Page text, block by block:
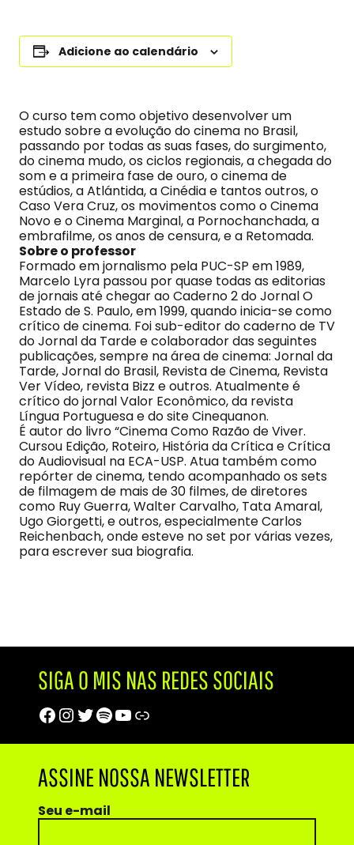
Adicione ao calendário
O curso tem como objetivo desenvolver um
estudo sobre a evolução do cinema no Brasil,
passando por todas as suas fases, do surgimento,
do cinema mudo, os ciclos regionais, a chegada do
som e a primeira fase de ouro, o cinema de
estúdios, a Atlántida, a Cinédia e tantos outros, o
Caso Vera Cruz, os movimentos como o Cinema
Novo e o Cinema Marginal, a Pornochanchada, a
embrafilme, os anos de censura, e a Retomada.
Sobre o professor
Formado em jornalismo pela PUC-SP em 1989,
Marcelo Lyra passou por quase todas as editorias
de jornais até chegar ao Caderno 2 do Jornal O
Estado de S. Paulo, em 1999, quando inicia-se como
crítico de cinema. Foi sub-editor do caderno de TV
do Jornal da Tarde e colaborador das seguintes
publicações, sempre na área de cinema: Jornal da
Tarde, Jornal do Brasil, Revista de Cinema, Revista
Ver Vídeo, revista Bizz e outros. Atualmente é
crítico do jornal Valor Econômico, da revista
Língua Portuguesa e do site Cinequanon.
É autor do livro “Cinema Como Razão de Viver.
Cursou Edição, Roteiro, História da Crítica e Crítica
do Audiovisual na ECA-USP. Atua também como
repórter de cinema, tendo acompanhado os sets
de filmagem de mais de 30 filmes, de diretores
como Ruy Guerra, Walter Carvalho, Tata Amaral,
Ugo Giorgetti, e outros, especialmente Carlos
Reichenbach, onde esteve no set por várias vezes,
para escrever sua biografia.
SIGA O MIS NAS REDES SOCIAIS
Facebook
Instagram
Twitter
Spotify
Youtube
Trip Advisor
ASSINE NOSSA NEWSLETTER
Seu e-mail